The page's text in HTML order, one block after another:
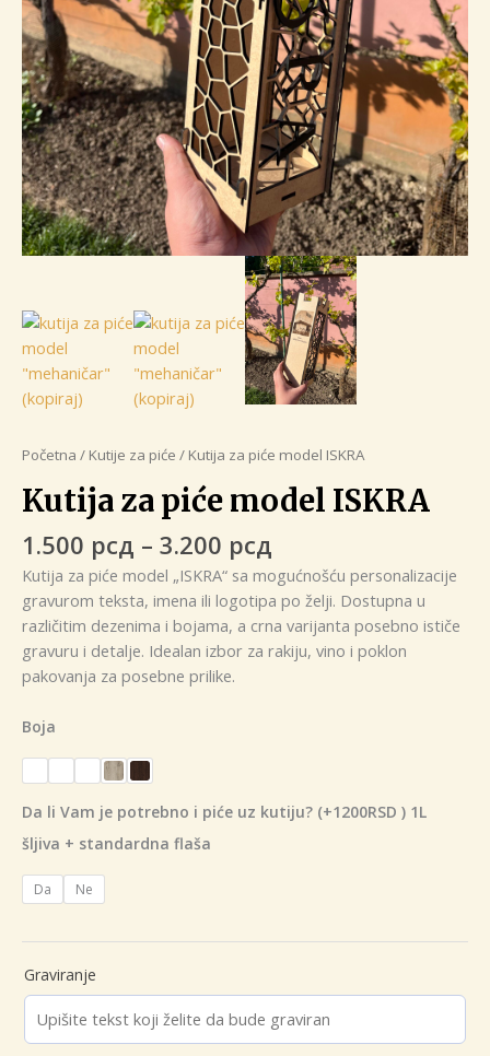
Početna / Kutije za piće / Kutija za piće model ISKRA
Kutija za piće model ISKRA
1.500 рсд – 3.200 рсд
cena:
od
1.500 рсд
do
3.200 рсд
Kutija za piće model „ISKRA“ sa mogućnošću personalizacije
gravurom teksta, imena ili logotipa po želji. Dostupna u
različitim dezenima i bojama, a crna varijanta posebno ističe
gravuru i detalje. Idealan izbor za rakiju, vino i poklon
pakovanja za posebne prilike.
Boja
Da li Vam je potrebno i piće uz kutiju? (+1200RSD ) 1L
šljiva + standardna flaša
Da Ne
Graviranje